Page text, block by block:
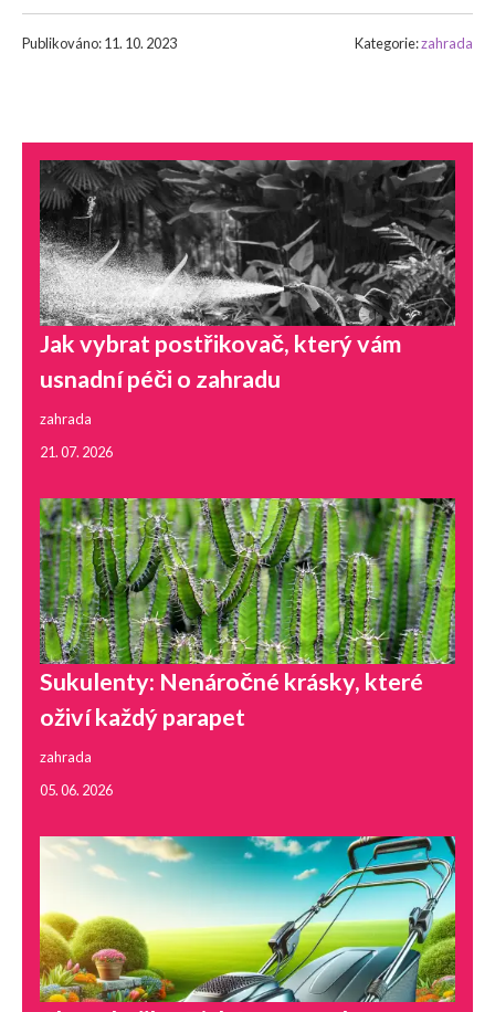
Publikováno: 11. 10. 2023 Kategorie:zahrada
Jak vybrat postřikovač, který vám
usnadní péči o zahradu
zahrada
21. 07. 2026
Sukulenty: Nenáročné krásky, které
oživí každý parapet
zahrada
05. 06. 2026